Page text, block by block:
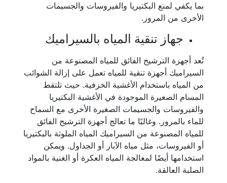
بما يكفي لمنع البكتيريا والفيروسات والجسيمات
الأخرى من المرور.
جهاز تنقية المياه بالسيراميك
تُعد أجهزة الترشيح الفائق للمياه المصنوعة من
السيراميك أجهزة تنقية للمياه تعمل على إزالة الشوائب
من المياه باستخدام الأغشية الخزفية. حيث تلتقط
المسام الصغيرة الموجودة في الأغشية البكتيريا
والفيروسات والجسيمات الصغيرة الأخرى مع السماح
للماء بالمرور. وغالبًا ما تعالج أجهزة الترشيح الفائق
للمياه المصنوعة من السيراميك المياه الملوثة بالبكتيريا
أو الفيروسات، مثل مياه الآبار أو الجداول. ويمكن
استخدامها أيضًا لمعالجة المياه العكرة أو الغنية بالمواد
الصلبة العالقة.